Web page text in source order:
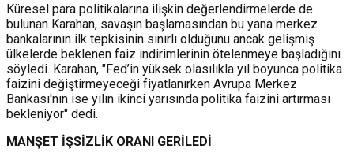
Küresel para politikalarına ilişkin değerlendirmelerde de
bulunan Karahan, savaşın başlamasından bu yana merkez
bankalarının ilk tepkisinin sınırlı olduğunu ancak gelişmiş
ülkelerde beklenen faiz indirimlerinin ötelenmeye başladığını
söyledi. Karahan, "Fed’in yüksek olasılıkla yıl boyunca politika
faizini değiştirmeyeceği fiyatlanırken Avrupa Merkez
Bankası'nın ise yılın ikinci yarısında politika faizini artırması
bekleniyor" dedi.
MANŞET İŞSİZLİK ORANI GERİLEDİ